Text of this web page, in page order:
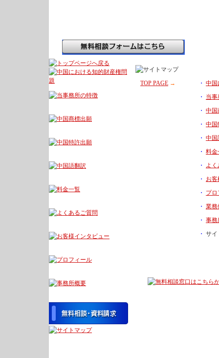
TOP PAGE → ・ 中国
・
当
・ 中国
・ 中国
・ 中国
・ 料金
・
よ
・
お
・
プ
・ 業務
・ 事務
・ サイ